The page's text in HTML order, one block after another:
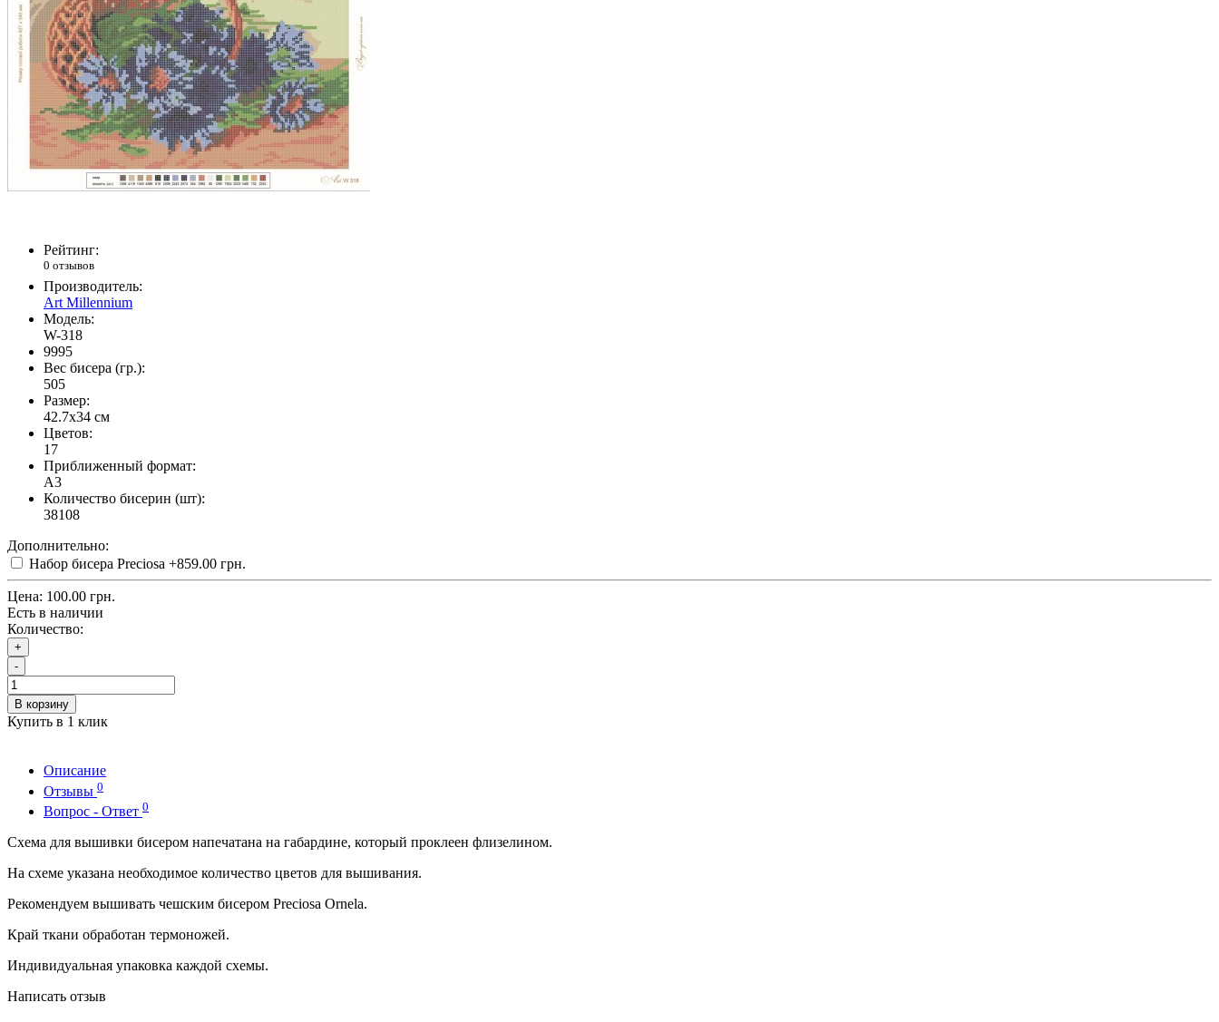
Рейтинг:
0 отзывов
Производитель:
Art Millennium
Модель:
W-318
9995
Вес бисера (гр.):
505
Размер:
42.7x34 см
Цветов:
17
Приближенный формат:
A3
Количество бисерин (шт):
38108
Дополнительно:
Набор бисера Preciosa +859.00 грн.
Цена: 100.00 грн.
Есть в наличии
Количество:
+
-
В корзину
Купить в 1 клик
Описание
Отзывы 0
Вопрос - Ответ 0
Схема для вышивки бисером напечатана на габардине, который проклеен флизелином.
На схеме указана необходимое количество цветов для вышивания.
Рекомендуем вышивать чешским бисером Preciosa Ornela.
Край ткани обработан термоножей.
Индивидуальная упаковка каждой схемы.
Написать отзыв